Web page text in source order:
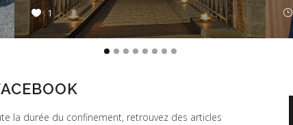
1
la durée du confinement, retrouvez des articles